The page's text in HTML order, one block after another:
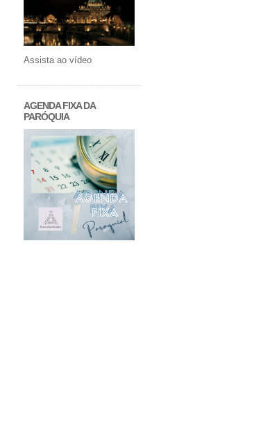
Assista ao vídeo
AGENDA FIXA DA
PARÓQUIA